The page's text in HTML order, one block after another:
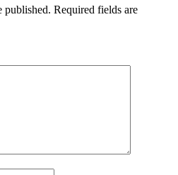
published. Required fields are